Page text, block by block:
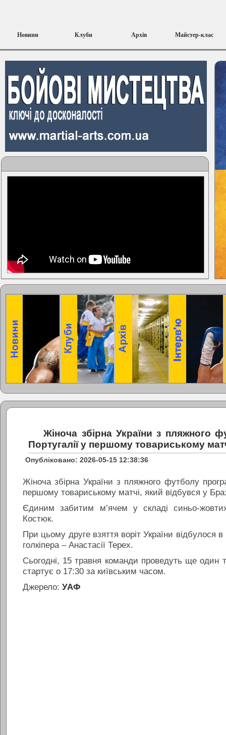
Новини Клуби Архів Майстер-клас
Жіноча збірна України з пляжного
Португалії у першому товариському
Опубліковано: 2026-05-15 12:38:36
Жіноча збірна України з пляжного футболу
першому товариському матчі, який відбувся у
Єдиним забитим м’ячем у складі синьо-
Костюк.
При цьому друге взяття воріт України відбулося в
голкіпера – Анастасії Терех.
Сьогодні, 15 травня команди проведуть ще один
стартує о 17:30 за київським часом.
Джерело: УАФ